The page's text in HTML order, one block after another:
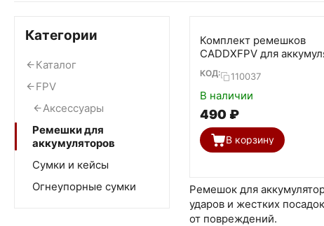
Категории
Каталог
FPV
Аксессуары
Ремешки для
аккумуляторов
Сумки и кейсы
Огнеупорные сумки
Ремешок для
ударов и жестких
от повреждений.
Комплект ремешков
CADDXFPV для
280х15мм (3шт)
КОД: 110037
В наличии
‍490‍ ₽
В корзину